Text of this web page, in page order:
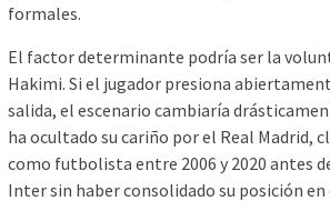
formales.
El factor determinante podría ser la
Hakimi. Si el jugador presiona
salida, el escenario cambiaría
ha ocultado su cariño por el Real Madrid,
como futbolista entre 2006 y 2020 antes
Inter sin haber consolidado su posición